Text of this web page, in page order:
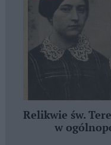
Relikwie św.
w